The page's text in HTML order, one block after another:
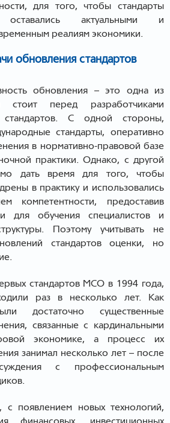
для того, чтобы стандарты
актуальными и
реалиям экономики.
обновления стандартов
обновления – это одна из
стоит перед разработчиками
стандартов. С одной стороны,
стандарты, оперативно
в нормативно-правовой базе
практики. Однако, с другой
дать время для того, чтобы
в практику и использовались
компетентности, предоставив
для обучения специалистов и
Поэтому учитывать не
стандартов оценки, но
стандартов МСО в 1994 года,
раз в несколько лет. Как
достаточно существенные
связанные с кардинальными
экономике, а процесс их
занимал несколько лет – после
с профессиональным
с появлением новых технологий,